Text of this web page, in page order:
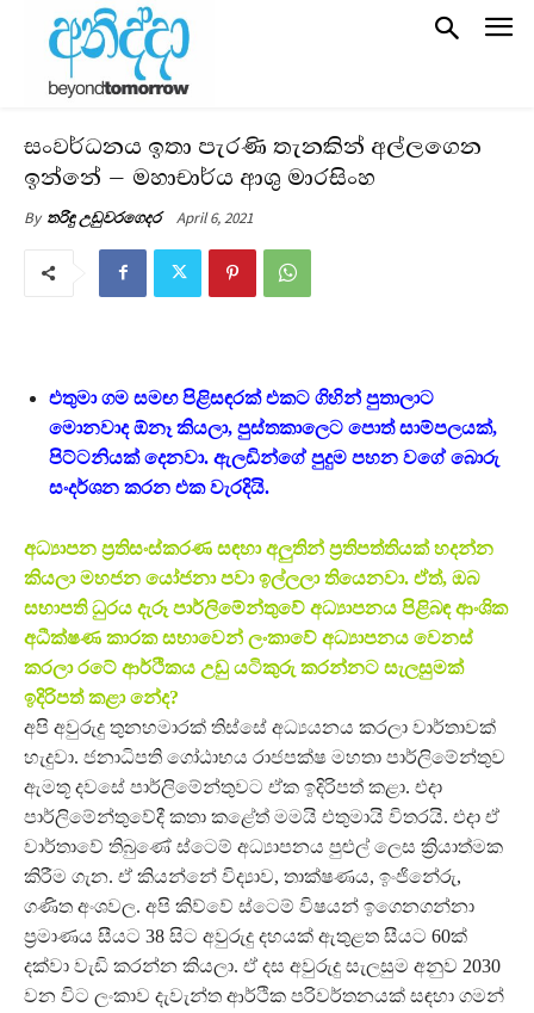
සංවර්ධනය ඉතා පැරණි තැනකින් අල්ලගෙන
ඉන්නේ – මහාචාර්ය ආශු මාරසිංහ
By තරිඳු උඩුවරගෙදර April 6, 2021
එතුමා ගම සමඟ පිළිසඳරක් එකට ගිහින් පුතාලාට
මොනවාද ඕනෑ කියලා, පුස්තකාලෙට පොත් සාම්පලයක්,
පිට්ටනියක් දෙනවා. ඇලඩින්ගේ පුදුම පහන වගේ බොරු
සංදර්ශන කරන එක වැරදියි.
අධ්‍යාපන ප්‍රතිසංස්කරණ සඳහා අලුතින් ප්‍රතිපත්තියක් හදන්න
කියලා මහජන යෝජනා පවා ඉල්ලලා තියෙනවා. ඒත්, ඔබ
සභාපති ධුරය දැරූ පාර්ලිමේන්තුවේ අධ්‍යාපනය පිළිබඳ ආංශික
අධීක්ෂණ කාරක සභාවෙන් ලංකාවේ අධ්‍යාපනය වෙනස්
කරලා රටේ ආර්ථිකය උඩු යටිකුරු කරන්නට සැලසුමක්
ඉදිරිපත් කළා නේද?
අපි අවුරුදු තුනහමාරක් තිස්සේ අධ්‍යයනය කරලා වාර්තාවක්
හැදුවා. ජනාධිපති ගෝඨාභය රාජපක්ෂ මහතා පාර්ලිමේන්තුව
ඇමතූ දවසේ පාර්ලිමේන්තුවට ඒක ඉදිරිපත් කළා. එදා
පාර්ලිමේන්තුවේදී කතා කළේත් මමයි එතුමායි විතරයි. එදා ඒ
වාර්තාවේ තිබුණේ ස්ටෙම් අධ්‍යාපනය පුළුල් ලෙස ක්‍රියාත්මක
කිරීම ගැන. ඒ කියන්නේ විද්‍යාව, තාක්ෂණය, ඉංජිනේරු,
ගණිත අංශවල. අපි කිව්වේ ස්ටෙම් විෂයන් ඉගෙනගන්නා
ප්‍රමාණය සීයට 38 සිට අවුරුදු දහයක් ඇතුළත සීයට 60ක්
දක්වා වැඩි කරන්න කියලා. ඒ දස අවුරුදු සැලසුම අනුව 2030
වන විට ලංකාව දැවැන්ත ආර්ථික පරිවර්තනයක් සඳහා ගමන්